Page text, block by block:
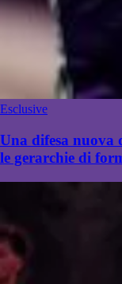
Esclusive
Una difesa nuova
le gerarchie di